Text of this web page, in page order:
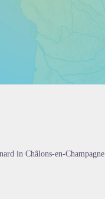
in Châlons-en-Champagne